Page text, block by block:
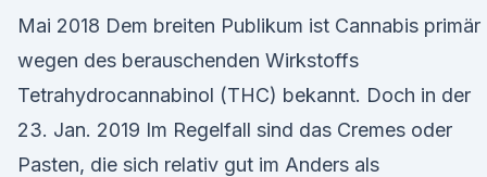
Mai 2018 Dem breiten Publikum ist Cannabis primär
wegen des berauschenden Wirkstoffs
Tetrahydrocannabinol (THC) bekannt. Doch in der
23. Jan. 2019 Im Regelfall sind das Cremes oder
Pasten, die sich relativ gut im Anders als